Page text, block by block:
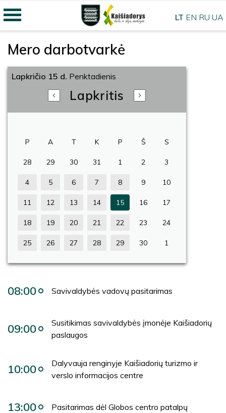
Mero darbotvarkė
Lapkričio 15 d. Penktadienis
Lapkritis
P A T K P Š S
28 29 30 31 1 2 3
4 5 6 7 8 9 10
11 12 13 14 15 16 17
18 19 20 21 22 23 24
25 26 27 28 29 30 1
08:00 Savivaldybės vadovų pasitarimas
09:00
Susitikimas savivaldybės įmonėje Kaišiadorių
paslaugos
10:00
Dalyvauja renginyje Kaišiadorių turizmo ir
verslo informacijos centre
13:00 Pasitarimas dėl Globos centro patalpų
LT EN RU UA